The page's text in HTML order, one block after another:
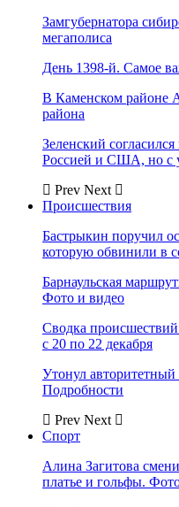
Замгубернатора
мегаполиса
День 1398-й. Самое
В Каменском районе
района
Зеленский
Россией и США, но с
Prev Next
Происшествия
Бастрыкин поручил
которую обвинили в
Барнаульская
Фото и видео
Сводка
с 20 по 22 декабря
Утонул
Подробности
Prev Next
Спорт
Алина Загитова
платье и гольфы.